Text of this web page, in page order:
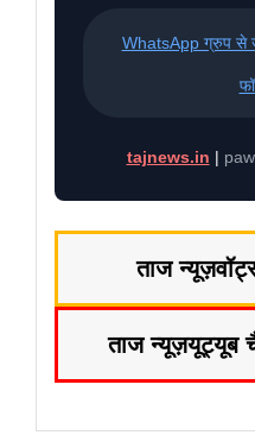
WhatsApp ग्रुप से
tajnews.in |
ताज न्यूज़
ताज न्यूज़यूट्यूब